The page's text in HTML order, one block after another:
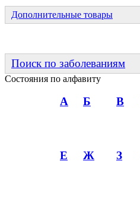
Дополнительные товары
Поиск по заболеваниям
Состояния по алфавиту
А Б В
Е Ж З